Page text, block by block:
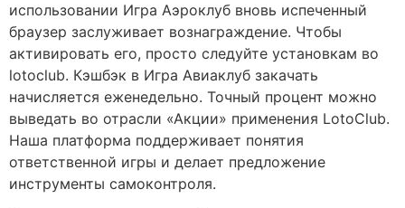
использовании Игра Аэроклуб вновь испеченный
браузер заслуживает вознаграждение. Чтобы
активировать его, просто следуйте установкам во
lotoclub. Кэшбэк в Игра Авиаклуб закачать
начисляется еженедельно. Точный процент можно
выведать во отрасли «Акции» применения LotoClub.
Наша платформа поддерживает понятия
ответственной игры и делает предложение
инструменты самоконтроля.